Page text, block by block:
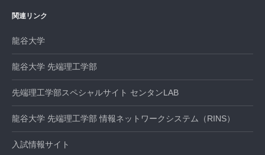
ョ
関連リンク
龍谷大学
龍谷大学 先端理工学部
先端理工学部スペシャルサイト センタンLAB
龍谷大学 先端理工学部 情報ネットワークシステム（RINS）
入試情報サイト